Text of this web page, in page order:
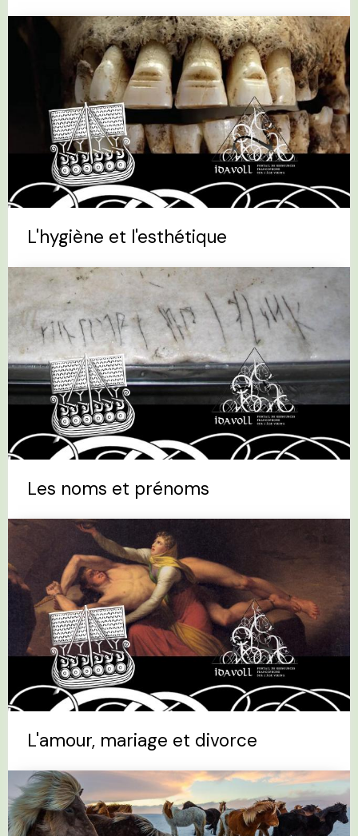
L'hygiène et l'esthétique
Les noms et prénoms
L'amour, mariage et divorce